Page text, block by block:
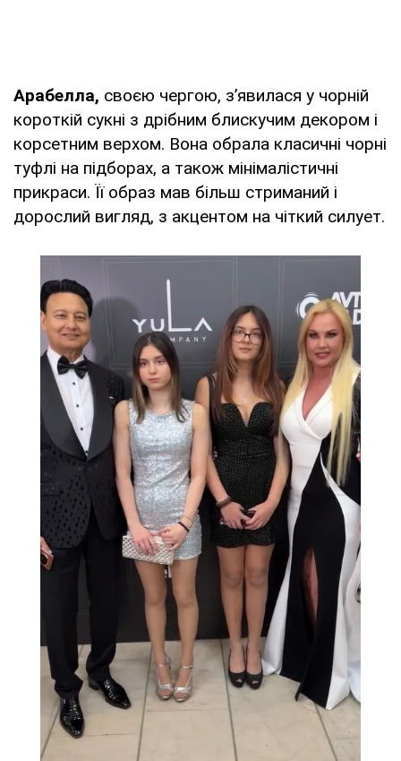
Арабелла, своєю чергою, з’явилася у чорній
короткій сукні з дрібним блискучим декором і
корсетним верхом. Вона обрала класичні чорні
туфлі на підборах, а також мінімалістичні
прикраси. Її образ мав більш стриманий і
дорослий вигляд, з акцентом на чіткий силует.